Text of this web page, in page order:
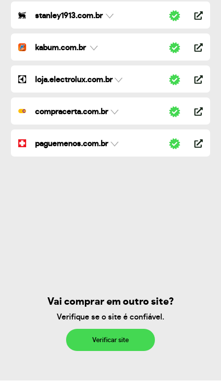
stanley1913.com.br
kabum.com.br
loja.electrolux.com.br
compracerta.com.br
paguemenos.com.br
Vai comprar em outro site?
Verifique se o site é confiável.
Verificar site